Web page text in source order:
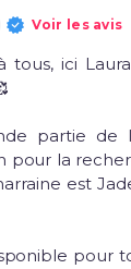
Voir les avis
tous, ici
partie de
pour la
est
pour